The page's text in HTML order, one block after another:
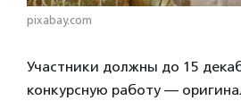
pixabay.com
Участники должны до 15
конкурсную работу —